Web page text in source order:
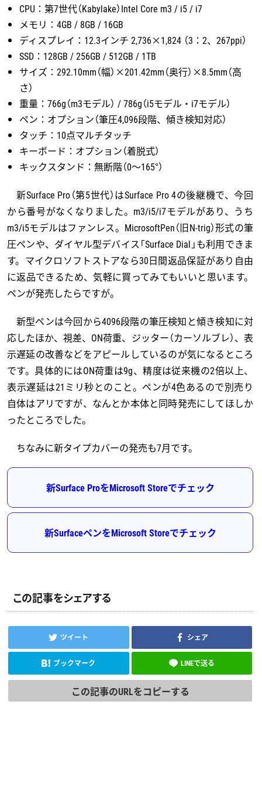
CPU：第7世代（Kabylake）Intel Core m3 / i5 / i7
メモリ：4GB / 8GB / 16GB
ディスプレイ：12.3インチ 2,736×1,824 （3：2、267ppi）
SSD：128GB / 256GB / 512GB / 1TB
サイズ：292.10mm（幅）×201.42mm（奥行）×8.5mm（高
さ）
重量：766g（m3モデル） / 786g（i5モデル・i7モデル）
ペン：オプション（筆圧4,096段階、傾き検知対応）
タッチ：10点マルチタッチ
キーボード：オプション（着脱式）
キックスタンド：無断階（0～165°）
新Surface Pro（第5世代）はSurface Pro 4の後継機で、今回
から番号がなくなりました。m3/i5/i7モデルがあり、うち
m3/i5モデルはファンレス。MicrosoftPen（旧N-trig）形式の筆
圧ペンや、ダイヤル型デバイス「Surface Dial」も利用できま
す。マイクロソフトストアなら30日間返品保証があり自由
に返品できるため、気軽に買ってみてもいいと思います。
ペンが発売したらですが。
新型ペンは今回から4096段階の筆圧検知と傾き検知に対
応したほか、視差、ON荷重、ジッター（カーソルブレ）、表
示遅延の改善などをアピールしているのが気になるところ
です。具体的にはON荷重は9g、精度は従来機の2倍以上、
表示遅延は21ミリ秒とのこと。ペンが4色あるので別売り
自体はアリですが、なんとか本体と同時発売にしてほしか
ったところでした。
ちなみに新タイプカバーの発売も7月です。
新Surface ProをMicrosoft Storeでチェック
新SurfaceペンをMicrosoft Storeでチェック
この記事をシェアする
ツイート シェア
ブックマーク LINEで送る
この記事のURLをコピーする